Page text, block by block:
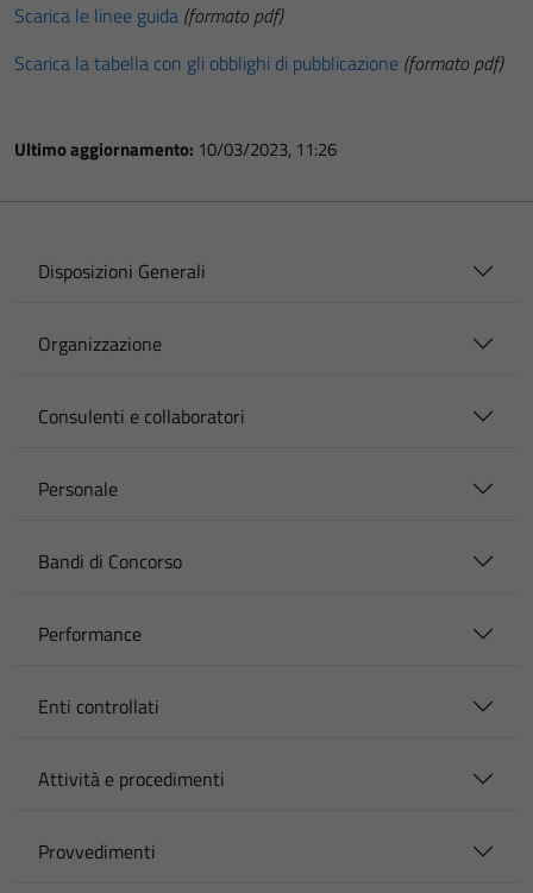
Scarica le linee guida (formato pdf)
Scarica la tabella con gli obblighi di pubblicazione (formato pdf)
Ultimo aggiornamento: 10/03/2023, 11:26
Disposizioni Generali
Organizzazione
Consulenti e collaboratori
Personale
Bandi di Concorso
Performance
Enti controllati
Attività e procedimenti
Provvedimenti